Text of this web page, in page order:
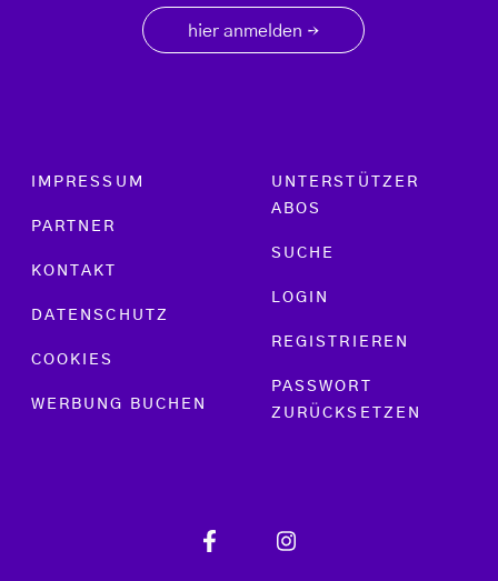
hier anmelden →
Footer menu
IMPRESSUM
PARTNER
KONTAKT
DATENSCHUTZ
COOKIES
WERBUNG BUCHEN
UNTERSTÜTZER
ABOS
SUCHE
LOGIN
REGISTRIEREN
PASSWORT
ZURÜCKSETZEN